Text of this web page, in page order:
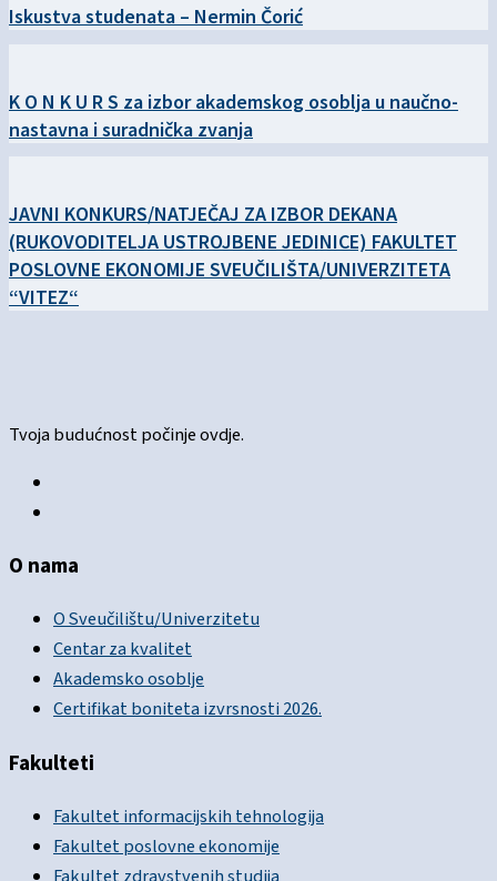
Iskustva studenata – Nermin Čorić
K O N K U R S za izbor akademskog osoblja u naučno-
nastavna i suradnička zvanja
JAVNI KONKURS/NATJEČAJ ZA IZBOR DEKANA
(RUKOVODITELJA USTROJBENE JEDINICE) FAKULTET
POSLOVNE EKONOMIJE SVEUČILIŠTA/UNIVERZITETA
“VITEZ“
Tvoja budućnost počinje ovdje.
O nama
O Sveučilištu/Univerzitetu
Centar za kvalitet
Akademsko osoblje
Certifikat boniteta izvrsnosti 2026.
Fakulteti
Fakultet informacijskih tehnologija
Fakultet poslovne ekonomije